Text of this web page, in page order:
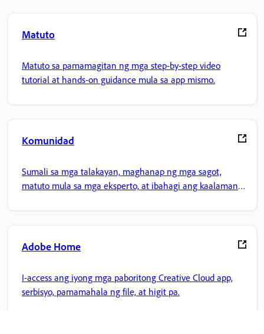
Matuto
Matuto sa pamamagitan ng mga step-by-step video
tutorial at hands-on guidance mula sa app mismo.
Komunidad
Sumali sa mga talakayan, maghanap ng mga sagot,
matuto mula sa mga eksperto, at ibahagi ang kaalaman
Adobe Home
I-access ang iyong mga paboritong Creative Cloud app,
serbisyo, pamamahala ng file, at higit pa.